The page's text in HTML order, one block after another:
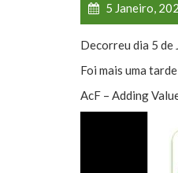
5 Janeiro,
Decorreu dia 5 de
Foi mais uma
AcF – Adding